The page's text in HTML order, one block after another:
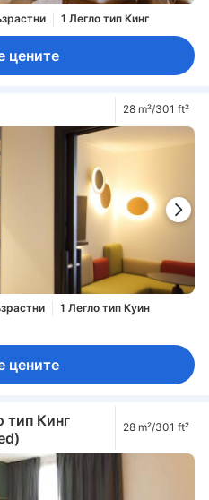
1 Легло тип Кинг
цените
28 m²/301 ft²
1 Легло тип Куин
цените
тип Кинг
28 m²/301 ft²